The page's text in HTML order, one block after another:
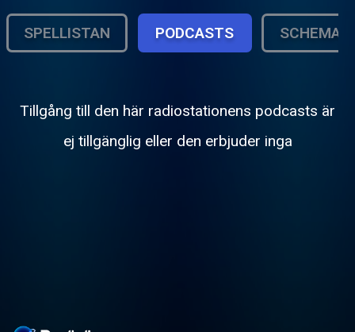
SPELLISTAN PODCASTS SCHEMA
Tillgång till den här radiostationens podcasts är
ej tillgänglig eller den erbjuder inga